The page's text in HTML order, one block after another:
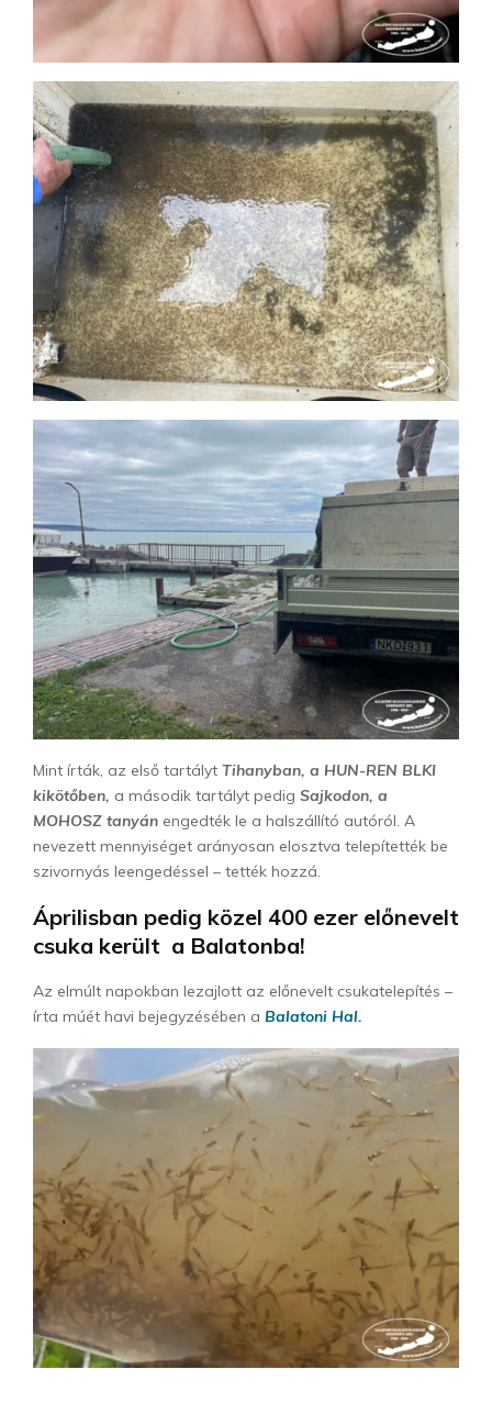
Mint írták, az első tartályt Tihanyban, a HUN-REN BLKI
kikötőben, a második tartályt pedig Sajkodon, a
MOHOSZ tanyán engedték le a halszállító autóról. A
nevezett mennyiséget arányosan elosztva telepítették be
szivornyás leengedéssel – tették hozzá.
Áprilisban pedig közel 400 ezer előnevelt
csuka került a Balatonba!
Az elmúlt napokban lezajlott az előnevelt csukatelepítés –
írta múét havi bejegyzésében a Balatoni Hal.